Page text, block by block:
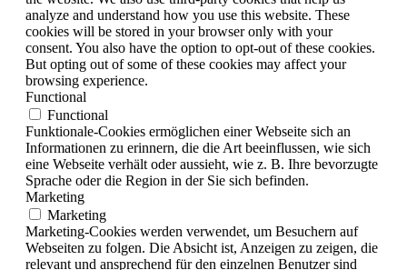
analyze and understand how you use this website. These
cookies will be stored in your browser only with your
consent. You also have the option to opt-out of these cookies.
But opting out of some of these cookies may affect your
browsing experience.
Functional
Functional
Funktionale-Cookies ermöglichen einer Webseite sich an
Informationen zu erinnern, die die Art beeinflussen, wie sich
eine Webseite verhält oder aussieht, wie z. B. Ihre bevorzugte
Sprache oder die Region in der Sie sich befinden.
Marketing
Marketing
Marketing-Cookies werden verwendet, um Besuchern auf
Webseiten zu folgen. Die Absicht ist, Anzeigen zu zeigen, die
relevant und ansprechend für den einzelnen Benutzer sind